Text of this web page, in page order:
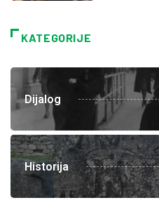
KATEGORIJE
Dijalog
Historija